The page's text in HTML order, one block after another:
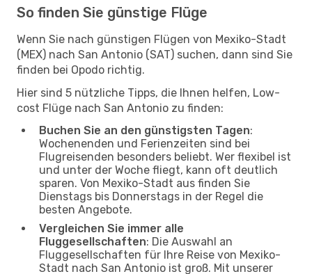
So finden Sie günstige Flüge
Wenn Sie nach günstigen Flügen von Mexiko-Stadt
(MEX) nach San Antonio (SAT) suchen, dann sind Sie
finden bei Opodo richtig.
Hier sind 5 nützliche Tipps, die Ihnen helfen, Low-
cost Flüge nach San Antonio zu finden:
Buchen Sie an den günstigsten Tagen:
Wochenenden und Ferienzeiten sind bei
Flugreisenden besonders beliebt. Wer flexibel ist
und unter der Woche fliegt, kann oft deutlich
sparen. Von Mexiko-Stadt aus finden Sie
Dienstags bis Donnerstags in der Regel die
besten Angebote.
Vergleichen Sie immer alle
Fluggesellschaften: Die Auswahl an
Fluggesellschaften für Ihre Reise von Mexiko-
Stadt nach San Antonio ist groß. Mit unserer